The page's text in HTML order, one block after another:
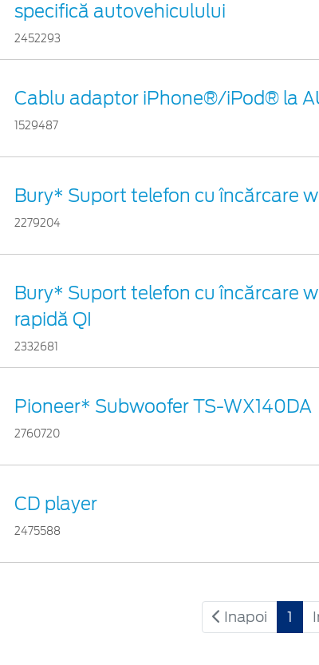
specifică autovehiculului
2452293
Cablu adaptor iPhone®/iPod® la
1529487
Bury* Suport telefon cu încărcare
2279204
Bury* Suport telefon cu încărcare
rapidă QI
2332681
Pioneer* Subwoofer TS-WX140DA
2760720
CD player
2475588
Inapoi 1